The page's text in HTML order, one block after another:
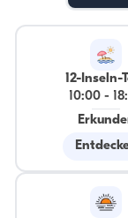
12-Inseln-
10:00-